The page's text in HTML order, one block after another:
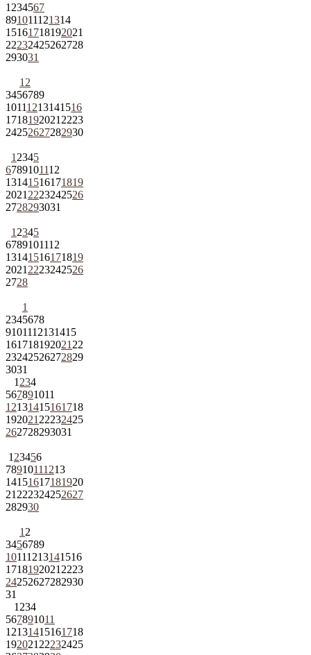
1 234567
891011121314
15161718192021
22232425262728
293031
1 2
3456789
10111213141516
1718192021 2223
24252627282930
1 2345
6789101112
13141516171819
2021 2223242526
2728293031
1 2345
6789101112
13141516171819
2021 2223242526
2728
1
2345678
9101112131415
161718192021 22
23242526272829
3031
1 234
567891011
12131415161718
192021 22232425
262728293031
1 23456
78910111213
14151617181920
21 222324252627
282930
1 2
3456789
10111213141516
1718192021 2223
24252627282930
31
1 234
567891011
12131415161718
192021 22232425